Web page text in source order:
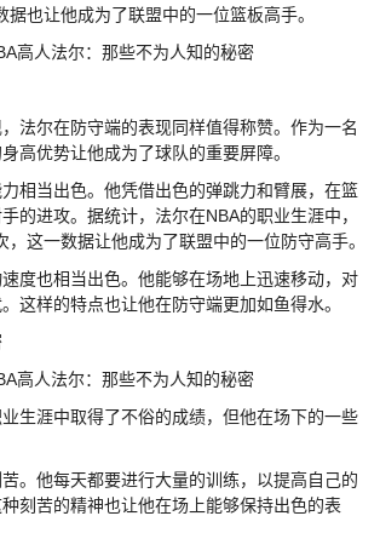
也让他成为了联盟中的一位篮板高手。
法尔在防守端的表现同样值得称赞。作为一名
高优势让他成为了球队的重要屏障。
相当出色。他凭借出色的弹跳力和臂展，在篮
的进攻。据统计，法尔在NBA的职业生涯中，
这一数据让他成为了联盟中的一位防守高手。
度也相当出色。他能够在场地上迅速移动，对
这样的特点也让他在防守端更加如鱼得水。
生涯中取得了不俗的成绩，但他在场下的一些
。他每天都要进行大量的训练，以提高自己的
刻苦的精神也让他在场上能够保持出色的表